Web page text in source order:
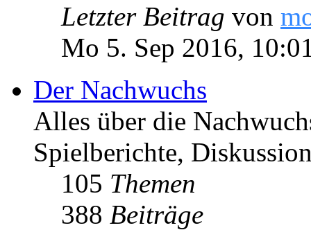
Letzter Beitrag von
Mo 5. Sep 2016,
Der Nachwuchs
Alles über die
Spielberichte,
105 Themen
388 Beiträge